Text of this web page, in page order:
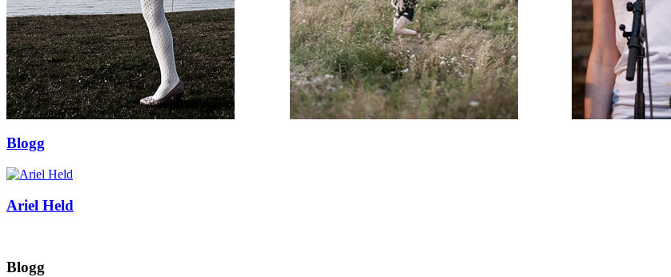
Blogg
Ariel Held
Blogg